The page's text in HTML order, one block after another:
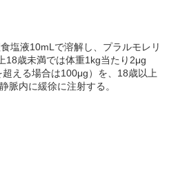
塩液10mLで溶解し、プラルモレリ
18歳未満では体重1kg当たり2μg
超える場合は100μg）を、18歳以上
脈内に緩徐に注射する。